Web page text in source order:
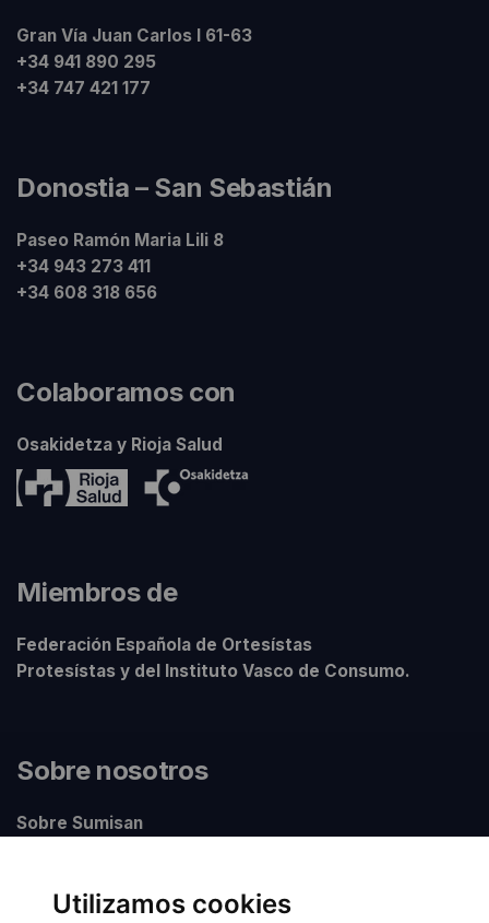
Utilizamos cookies
Gran Vía Juan Carlos I 61-63
+34 941 890 295
+34 747 421 177
Donostia – San Sebastián
Paseo Ramón Maria Lili 8
+34 943 273 411
+34 608 318 656
Colaboramos con
Osakidetza y Rioja Salud
Miembros de
Federación Española de Ortesístas
Protesístas y del Instituto Vasco de Consumo.
Sobre nosotros
Sobre Sumisan